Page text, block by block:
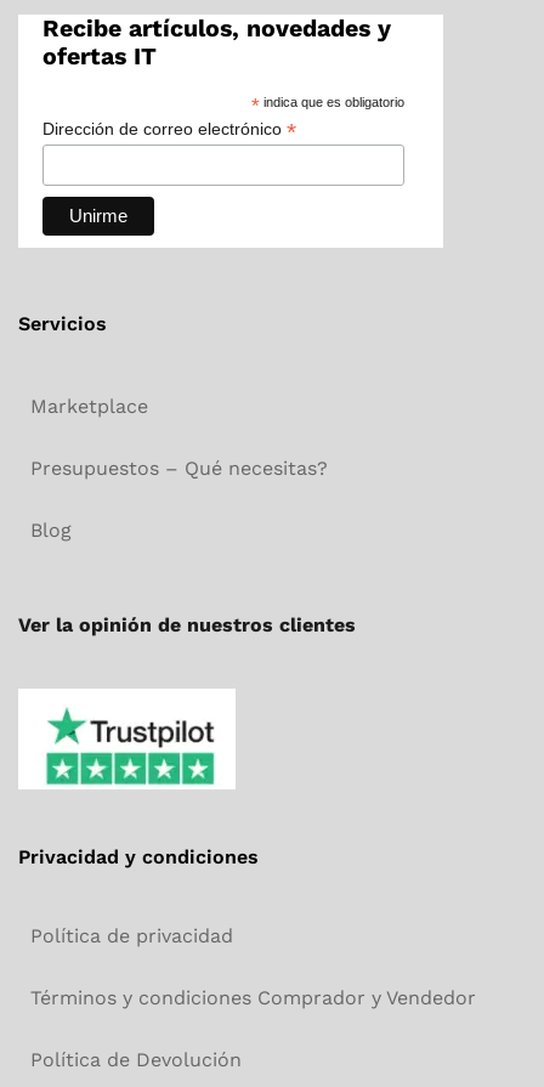
Recibe artículos, novedades y
ofertas IT
*indica que es obligatorio
Dirección de correo electrónico *
Servicios
Marketplace
Presupuestos – Qué necesitas?
Blog
Ver la opinión de nuestros clientes
Privacidad y condiciones
Política de privacidad
Términos y condiciones Comprador y Vendedor
Política de Devolución